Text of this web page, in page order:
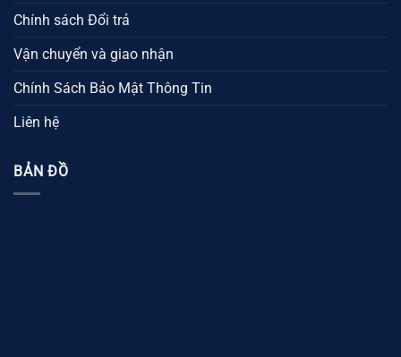
Chính sách Đổi trả
Vận chuyển và giao nhận
Chính Sách Bảo Mật Thông Tin
Liên hệ
BẢN ĐỒ